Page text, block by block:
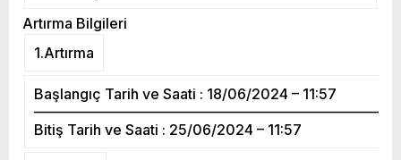
Artırma Bilgileri
1.Artırma
Başlangıç Tarih ve Saati : 18/06/2024 – 11:57
Bitiş Tarih ve Saati : 25/06/2024 – 11:57